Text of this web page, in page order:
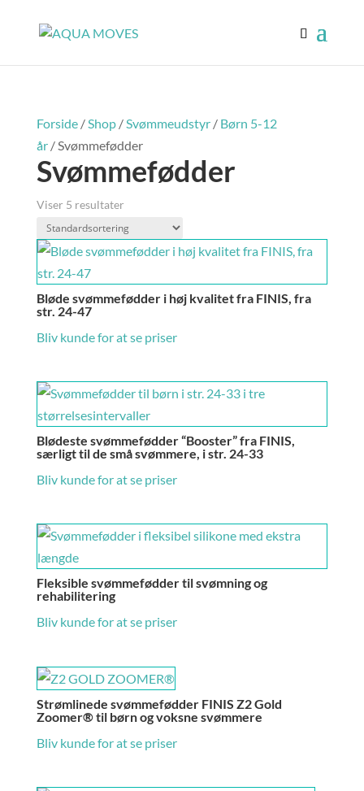
Forside/Shop/Svømmeudstyr/ Børn 5-12
år/ Svømmefødder
Svømmefødder
Viser 5 resultater
Bløde svømmefødder i høj kvalitet fra FINIS, fra
str. 24-47
Bliv kunde for at se priser
Blødeste svømmefødder “Booster” fra FINIS,
særligt til de små svømmere, i str. 24-33
Bliv kunde for at se priser
Fleksible svømmefødder til svømning og
rehabilitering
Bliv kunde for at se priser
Strømlinede svømmefødder FINIS Z2 Gold
Zoomer® til børn og voksne svømmere
Bliv kunde for at se priser